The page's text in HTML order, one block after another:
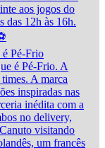
é Pé-Frio